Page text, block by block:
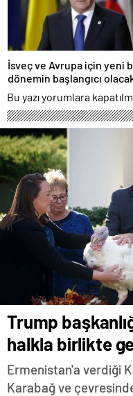
İsveç ve Avrupa için yeni
dönemin başlangıcı
kararlar.
Bu yazı yorumlara
Trump
halkla birlikte
Ermenistan'a verdiği
Karabağ ve